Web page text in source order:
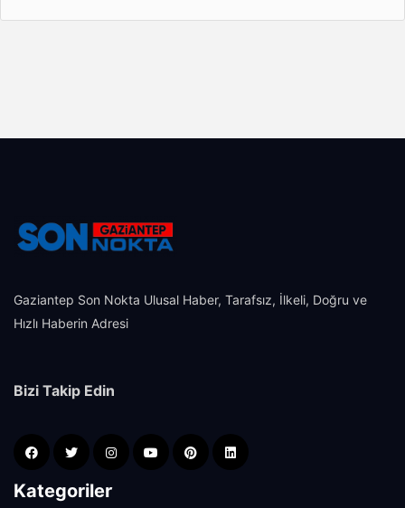
Gaziantep Son Nokta Ulusal Haber, Tarafsız, İlkeli, Doğru ve
Hızlı Haberin Adresi
Bizi Takip Edin
Kategoriler